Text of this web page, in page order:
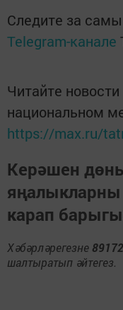
Следите за
Telegram-канале
Читайте
национальном
https://max.ru/
Керәшен
яңалыкларны
карап
Хәбәрләрегезне
шалтыратып әйтегез.